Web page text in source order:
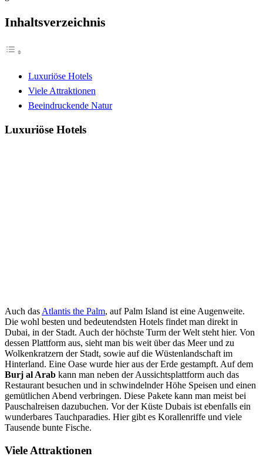
Inhaltsverzeichnis
Luxuriöse Hotels
Viele Attraktionen
Beeindruckende Natur
Luxuriöse Hotels
Auch das Atlantis the Palm, auf Palm Island ist eine Augenweite.
Die wohl besten und bedeutendsten Hotels findet man direkt in
Dubai, in der Stadt. Auch der höchste Turm der Welt steht hier. Von
dessen Plattform aus, sieht man bis weit über das Meer und zu
Wolkenkratzern der Stadt, sowie auf die Wüstenlandschaft im
Hinterland. Eine Oase wurde hier aus der Erde gestampft. Auf dem
Burj al Arab kann man neben der Aussichtsplattform auch das
Restaurant besuchen und in schwindelnder Höhe Speisen und einen
gemütlichen Abend verbringen. Diese Pakete kann man meist bei
Pauschalreisen dazubuchen. Vor der Küste Dubais ist ebenfalls ein
wunderbares Tauchparadies. Hier gibt es Korallenriffe und viele
Tausende bunte Fische.
Viele Attraktionen